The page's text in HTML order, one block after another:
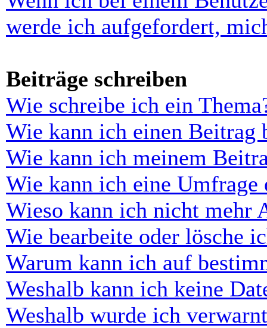
werde ich aufgefordert,
Beiträge schreiben
Wie schreibe ich ein
Wie kann ich einen Beitrag
Wie kann ich meinem
Wie kann ich eine Umfrage
Wieso kann ich nicht mehr
Wie bearbeite oder lösche
Warum kann ich auf
Weshalb kann ich keine
Weshalb wurde ich